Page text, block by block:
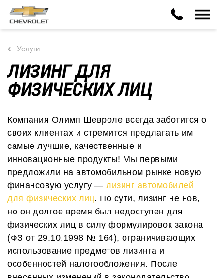
Услуги
ЛИЗИНГ ДЛЯ
ФИЗИЧЕСКИХ ЛИЦ
Компания Олимп Шевроле всегда заботится о
своих клиентах и стремится предлагать им
самые лучшие, качественные и
инновационные продукты! Мы первыми
предложили на автомобильном рынке новую
финансовую услугу — лизинг автомобилей
для физических лиц. По сути, лизинг не нов,
но он долгое время был недоступен для
физических лиц в силу формулировок закона
(ФЗ от 29.10.1998 № 164), ограничивающих
использование предметов лизинга и
особенностей налогообложения. После